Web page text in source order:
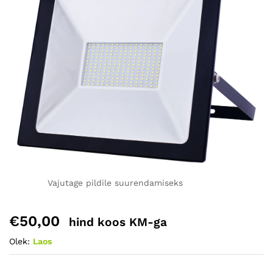
Vajutage pildile suurendamiseks
€50,00 hind koos KM-ga
Olek: Laos